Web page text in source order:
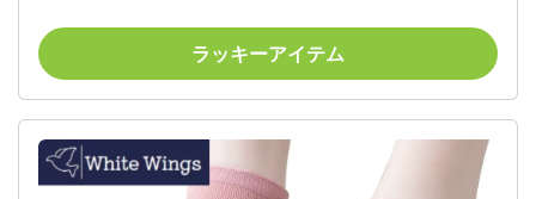
ラッキーアイテム